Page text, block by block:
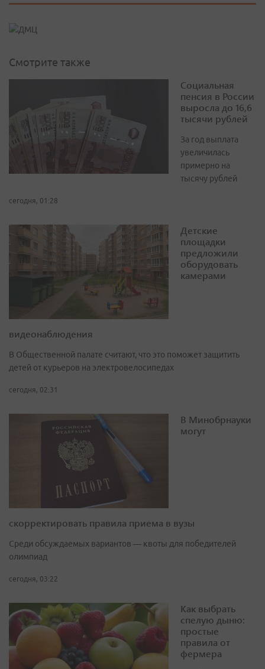
Смотрите также
Социальная
пенсия в России
выросла до 16,6
тысячи рублей
За год выплата
увеличилась
примерно на
тысячу рублей
сегодня, 01:28
Детские
площадки
предложили
оборудовать
камерами
видеонаблюдения
В Общественной палате считают, что это поможет защитить
детей от курьеров на электровелосипедах
сегодня, 02:31
В Минобрнауки
могут
скорректировать правила приема в вузы
Среди обсуждаемых вариантов — квоты для победителей
олимпиад
сегодня, 03:22
Как выбрать
спелую дыню:
простые
правила от
фермера